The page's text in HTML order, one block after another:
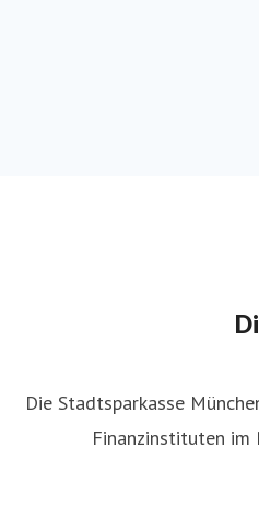
Die Stadtsparkasse
Finanzinstituten im